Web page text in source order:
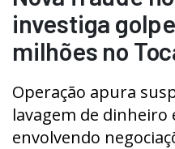
investiga
milhões no
Operação apura
lavagem de dinheiro
envolvendo